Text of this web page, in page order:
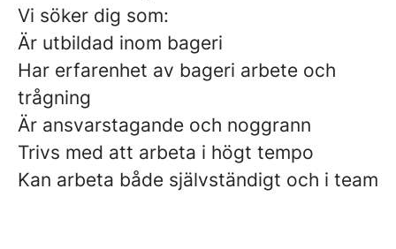
Vi söker dig som:
Är utbildad inom bageri
Har erfarenhet av bageri arbete och
trågning
Är ansvarstagande och noggrann
Trivs med att arbeta i högt tempo
Kan arbeta både självständigt och i team